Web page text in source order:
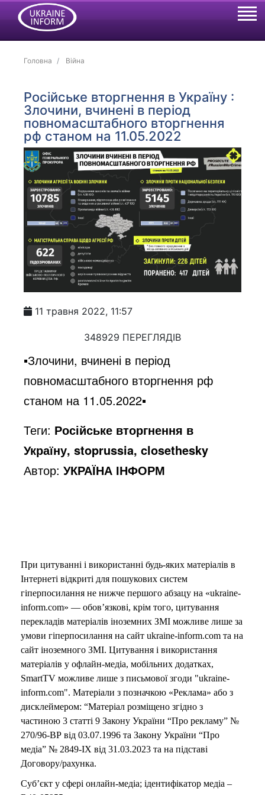
Головна Війна
Російське вторгнення в Україну :
Злочини, вчинені в період
повномасштабного вторгнення
рф станом на 11.05.2022
11 травня 2022, 11:57
348929 ПЕРЕГЛЯДІВ
▪️Злочини, вчинені в період
повномасштабного вторгнення рф
станом на 11.05.2022▪️
Теги: Російське вторгнення в
Україну, stoprussia, closethesky
Автор:УКРАЇНА ІНФОРМ
При цитуванні і використанні будь-яких матеріалів в
Інтернеті відкриті для пошукових систем
гіперпосилання не нижче першого абзацу на «ukraine-
inform.com» — обов’язкові, крім того, цитування
перекладів матеріалів іноземних ЗМІ можливе лише за
умови гіперпосилання на сайт ukraine-inform.com та на
сайт іноземного ЗМІ. Цитування і використання
матеріалів у офлайн-медіа, мобільних додатках,
SmartTV можливе лише з письмової згоди "ukraine-
inform.com". Матеріали з позначкою «Реклама» або з
дисклеймером: “Матеріал розміщено згідно з
частиною 3 статті 9 Закону України “Про рекламу” №
270/96-ВР від 03.07.1996 та Закону України “Про
медіа” № 2849-IX від 31.03.2023 та на підставі
Договору/рахунка.
Суб’єкт у сфері онлайн-медіа; ідентифікатор медіа –